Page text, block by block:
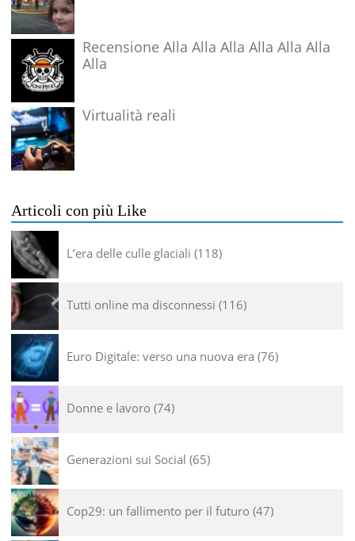
Recensione Alla Alla Alla Alla Alla Alla
Alla
Virtualità reali
Articoli con più Like
L’era delle culle glaciali 118
Tutti online ma disconnessi 116
Euro Digitale: verso una nuova era 76
Donne e lavoro 74
Generazioni sui Social 65
Cop29: un fallimento per il futuro 47